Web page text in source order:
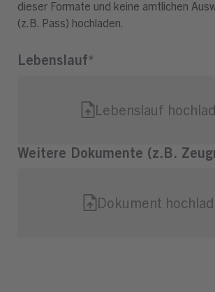
dieser Formate und keine amtlichen
(z.B. Pass) hochladen.